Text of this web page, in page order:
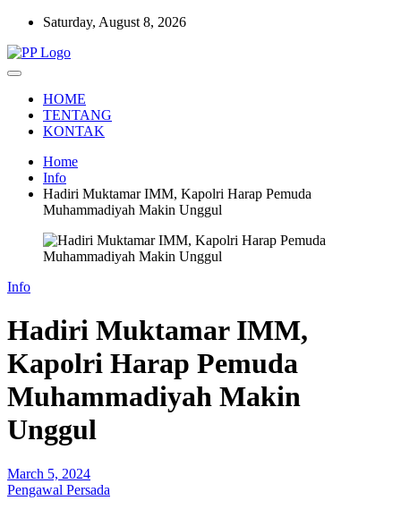
Skip
content
Saturday, August 8, 2026
Pengawal Persada
HOME
TENTANG
KONTAK
Home
Info
Hadiri Muktamar IMM, Kapolri Harap Pemuda
Muhammadiyah Makin Unggul
Info
Hadiri Muktamar IMM,
Kapolri Harap Pemuda
Muhammadiyah Makin
Unggul
March 5, 2024
Pengawal Persada